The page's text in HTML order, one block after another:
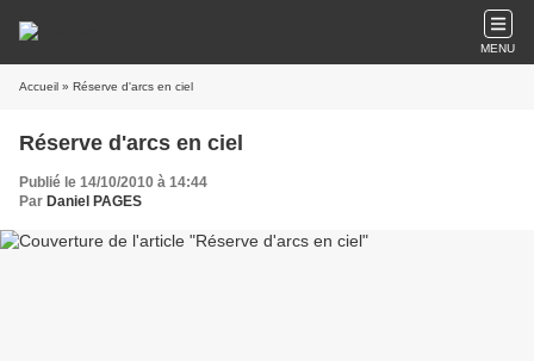
MENU
Accueil » Réserve d'arcs en ciel
Réserve d'arcs en ciel
Publié le 14/10/2010 à 14:44
Par Daniel PAGES